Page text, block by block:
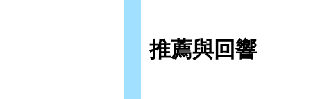
推薦與回響